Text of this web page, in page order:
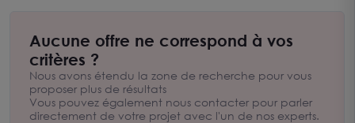
locaux commerciaux à céder dans l'INDRE avec Arthur Loyd
Blois-Châteauroux
spécialisée dans l’immobilier pour les entreprises et les
professionnels Nous sommes à votre écoute au 02.54.74.08.88
pour vous aider dans votre recherche.
Aucune offre ne correspond à vos
critères ?
Nous avons étendu la zone de recherche pour vous
proposer plus de résultats
Vous pouvez également nous contacter pour parler
directement de votre projet avec l'un de nos experts.